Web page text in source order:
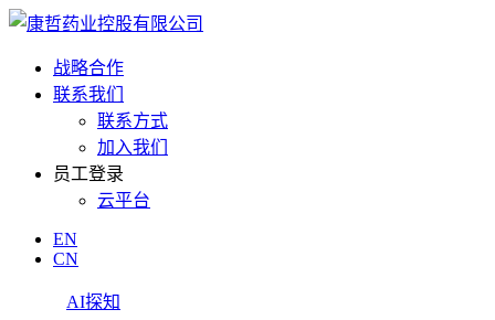
战略合作
联系我们
联系方式
加入我们
员工登录
云平台
EN
CN
AI探知